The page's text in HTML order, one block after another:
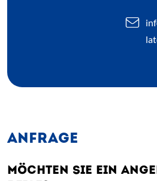
ANFRAGE
MÖCHTEN SIE EIN